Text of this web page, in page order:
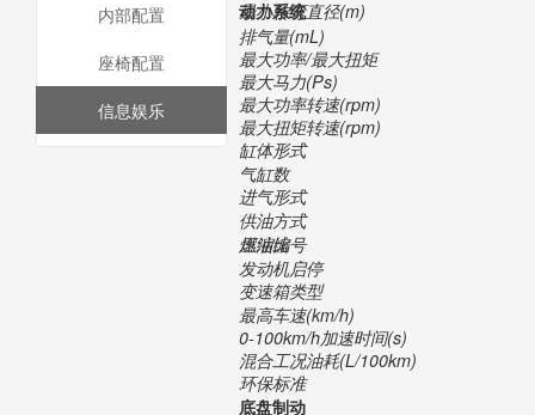
最小转弯直径(m)
动力系统
排气量(mL)
最大功率/最大扭矩
最大马力(Ps)
最大功率转速(rpm)
最大扭矩转速(rpm)
缸体形式
气缸数
进气形式
供油方式
压缩比
燃油编号
发动机启停
变速箱类型
最高车速(km/h)
0-100km/h加速时间(s)
混合工况油耗(L/100km)
环保标准
底盘制动
内部配置
座椅配置
信息娱乐